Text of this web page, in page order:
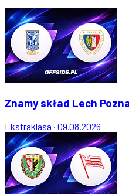
Znamy skład Lech
Ekstraklasa · 09.08.2026